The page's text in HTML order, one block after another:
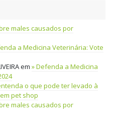
males causados por
a Medicina Veterinária: Vote
em
Defenda a Medicina
o que pode ter levado à
pet shop
males causados por